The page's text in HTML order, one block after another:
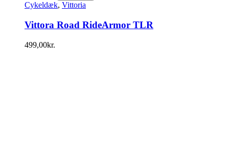
Cykeldæk, Vittoria
Vittora Road RideArmor TLR
499,00kr.